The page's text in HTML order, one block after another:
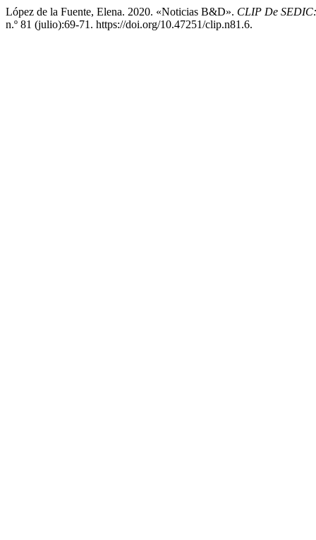
López de la Fuente, Elena. 2020. «Noticias B&D». CLIP De
n.º 81 (julio):69-71. https://doi.org/10.47251/clip.n81.6.